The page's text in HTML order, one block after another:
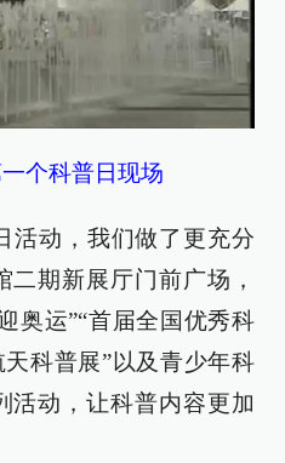
个科普日现场
活动，我们做了更充分
期新展厅门前广场，
奥运”“首届全国优秀科
科普展”以及青少年科
活动，让科普内容更加